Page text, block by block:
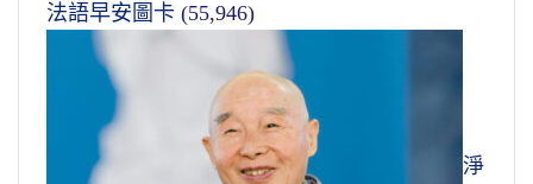
法語早安圖卡 (55,946)
淨